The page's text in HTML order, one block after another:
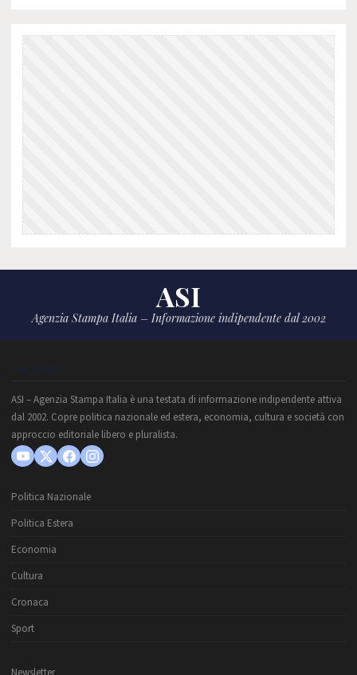
ASI
Agenzia Stampa Italia – Informazione indipendente dal 2002
CHI SIAMO
ASI – Agenzia Stampa Italia è una testata di informazione indipendente attiva
dal 2002. Copre politica nazionale ed estera, economia, cultura e società con
approccio editoriale libero e pluralista.
Politica Nazionale
Politica Estera
Economia
Cultura
Cronaca
Sport